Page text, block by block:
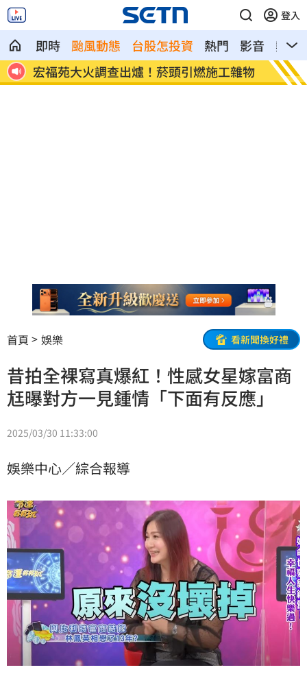
登入
即時 颱風動態 台股怎投資 熱門 影音
熱搜
！
宏福苑大火調查出爐！菸頭引燃施工雜物
定投
位！
首頁 娛樂 看新聞換好禮
昔拍全裸寫真爆紅！性感女星嫁富商
尪曝對方一見鍾情「下面有反應」
2025/03/30 11:33:00
娛樂中心／綜合報導